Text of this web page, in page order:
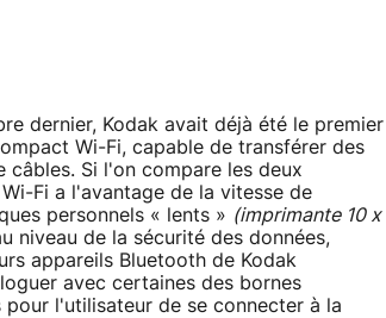
dernier, Kodak avait déjà été le premier
Wi-Fi, capable de transférer des
câbles. Si l'on compare les deux
Fi a l'avantage de la vitesse de
personnels « lents » (imprimante 10 x
niveau de la sécurité des données,
appareils Bluetooth de Kodak
avec certaines des bornes
l'utilisateur de se connecter à la